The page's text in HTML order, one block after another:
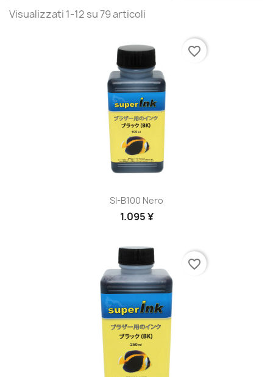
Visualizzati 1-12 su 79 articoli
SI-B100 Nero
1.095 ¥
favorite_border
favorite_border